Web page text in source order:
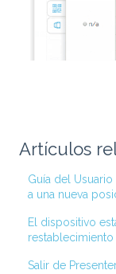
Artículos
Guía del
a una nueva
El dispositivo
restablecimiento
Salir de